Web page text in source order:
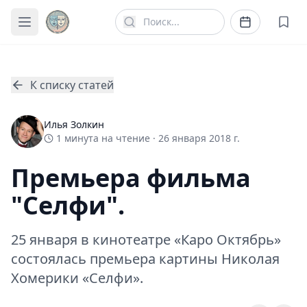
К списку статей
Илья Золкин
1 минута на чтение · 26 января 2018 г.
Премьера фильма
"Селфи".
25 января в кинотеатре «Каро Октябрь»
состоялась премьера картины Николая
Хомерики «Селфи».